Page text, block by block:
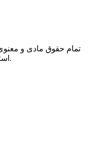
تمام حقوق مادی و
استفاده از مطالب با ذکر منبع بلامانع است.